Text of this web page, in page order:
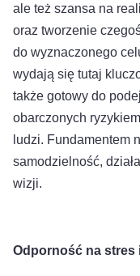
ale też szansa na
oraz tworzenie
do wyznaczonego
wydają się tutaj
także gotowy do
obarczonych
ludzi. Fundamentem
samodzielność,
wizji.
Odporność na stres